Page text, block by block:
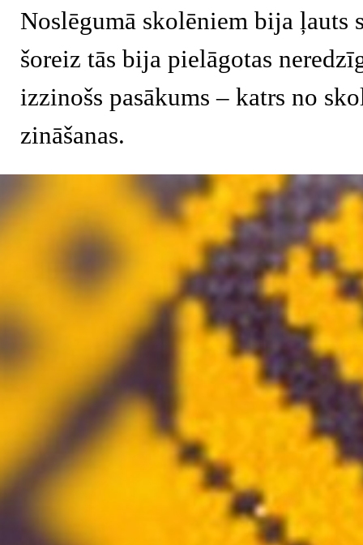
Noslēgumā skolēniem bija ļauts
šoreiz tās bija pielāgotas
izzinošs pasākums – katrs no
zināšanas.